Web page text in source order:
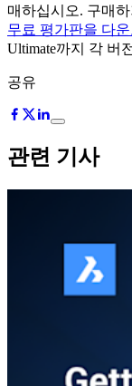
매하십시오. 구매
무료 평가판을 다
Ultimate까지 각 버
공유
관련 기사